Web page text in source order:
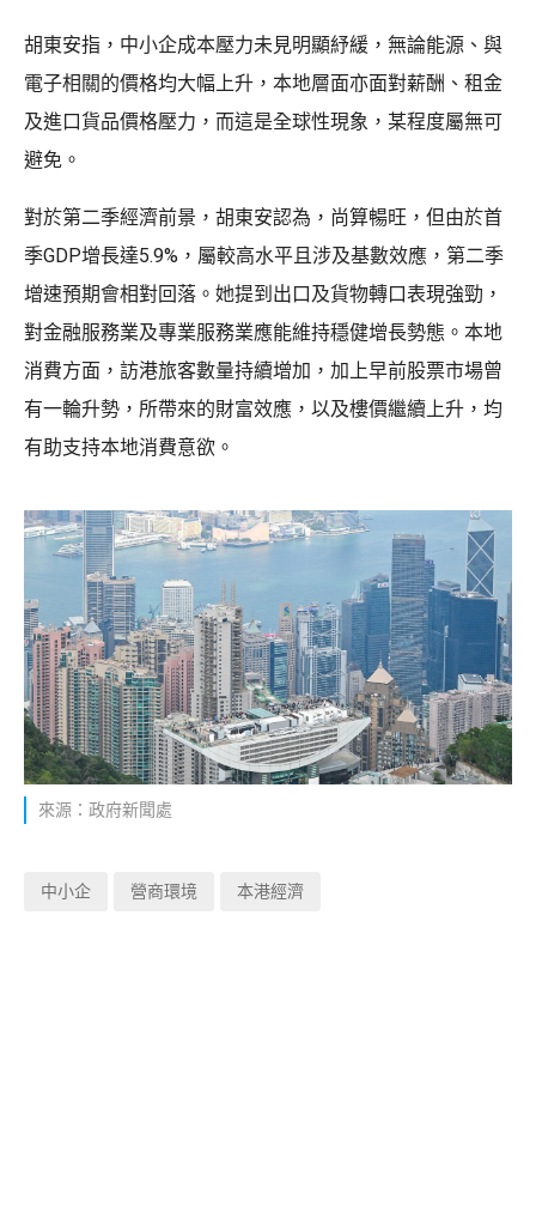
胡東安指，中小企成本壓力未見明顯紓緩，無論能源、與
電子相關的價格均大幅上升，本地層面亦面對薪酬、租金
及進口貨品價格壓力，而這是全球性現象，某程度屬無可
避免。
對於第二季經濟前景，胡東安認為，尚算暢旺，但由於首
季GDP增長達5.9%，屬較高水平且涉及基數效應，第二季
增速預期會相對回落。她提到出口及貨物轉口表現強勁，
對金融服務業及專業服務業應能維持穩健增長勢態。本地
消費方面，訪港旅客數量持續增加，加上早前股票市場曾
有一輪升勢，所帶來的財富效應，以及樓價繼續上升，均
有助支持本地消費意欲。
來源：政府新聞處
中小企 營商環境 本港經濟